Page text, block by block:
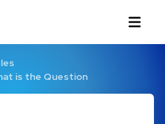
is the Question